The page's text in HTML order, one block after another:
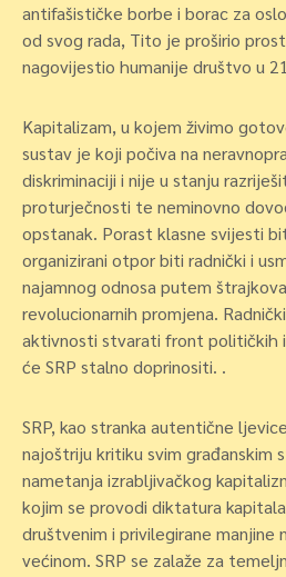
antifašističke borbe i borac za
od svog rada, Tito je proširio
nagovijestio humanije društvo u
Kapitalizam, u kojem živimo
sustav je koji počiva na
diskriminaciji i nije u stanju
proturječnosti te neminovno
opstanak. Porast klasne svijesti
organizirani otpor biti radnički i
najamnog odnosa putem
revolucionarnih promjena.
aktivnosti stvarati front političkih
će SRP stalno doprinositi. .
SRP, kao stranka autentične
najoštriju kritiku svim građanskim
nametanja izrabljivačkog
kojim se provodi diktatura
društvenim i privilegirane manjine
većinom. SRP se zalaže za